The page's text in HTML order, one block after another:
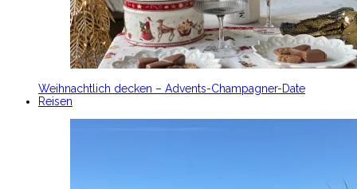
Weihnachtlich decken – Advents-Champagner-Date
Reisen